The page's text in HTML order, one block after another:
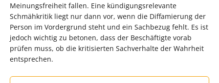
Meinungsfreiheit fallen. Eine kündigungsrelevante
Schmähkritik liegt nur dann vor, wenn die Diffamierung der
Person im Vordergrund steht und ein Sachbezug fehlt. Es ist
jedoch wichtig zu betonen, dass der Beschäftigte vorab
prüfen muss, ob die kritisierten Sachverhalte der Wahrheit
entsprechen.